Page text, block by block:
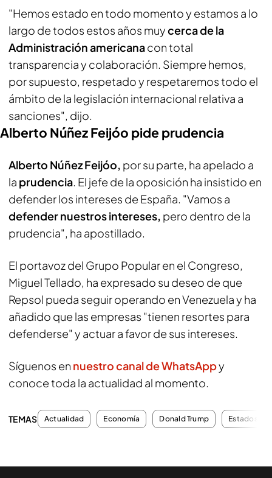
"Hemos estado en todo momento y estamos a lo
largo de todos estos años muycerca de la
Administración americanacon total
transparencia y colaboración. Siempre hemos,
por supuesto, respetado y respetaremos todo el
ámbito de la legislación internacional relativa a
sanciones", dijo.
Alberto Núñez Feijóo pide prudencia
Alberto Núñez Feijóo, por su parte, ha apelado a
la prudencia. El jefe de la oposición ha insistido en
defender los intereses de España. "Vamos a
defender nuestros intereses, pero dentro de la
prudencia", ha apostillado.
El portavoz del Grupo Popular en el Congreso,
Miguel Tellado, ha expresado su deseo de que
Repsol pueda seguir operando en Venezuela y ha
añadido que las empresas "tienen resortes para
defenderse" y actuar a favor de sus intereses.
Síguenos en nuestro canal de WhatsAppy
conoce toda la actualidad al momento.
TEMAS Actualidad Economía Donald Trump Estados